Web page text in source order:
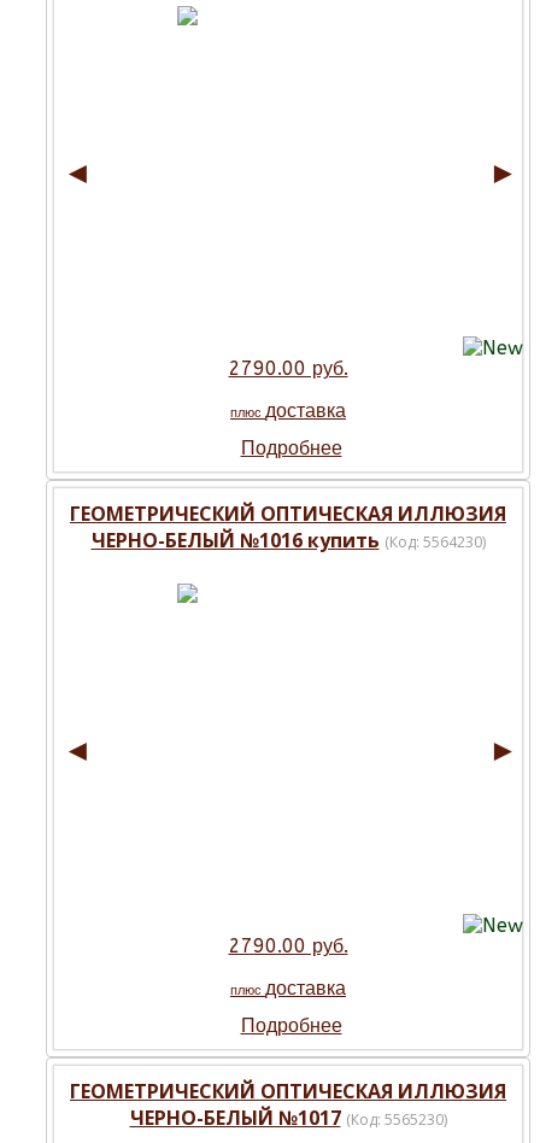
◄ ►
2790.00 руб.
плюс доставка
Подробнее
ГЕОМЕТРИЧЕСКИЙ ОПТИЧЕСКАЯ ИЛЛЮЗИЯ
ЧЕРНО-БЕЛЫЙ №1016 купить (Код: 5564230)
◄ ►
2790.00 руб.
плюс доставка
Подробнее
ГЕОМЕТРИЧЕСКИЙ ОПТИЧЕСКАЯ ИЛЛЮЗИЯ
ЧЕРНО-БЕЛЫЙ №1017 (Код: 5565230)